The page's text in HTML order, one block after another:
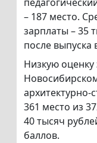
– 187 место.
зарплаты – 35
после выпуска
Низкую оценку
архитектурно-
361 место из
40 тысяч
баллов.